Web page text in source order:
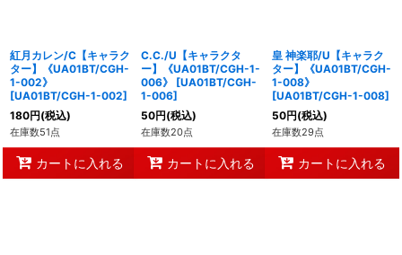
紅月カレン/C【キャラク
ター】《UA01BT/CGH-
1-002》
[UA01BT/CGH-1-002]
180円(税込)
在庫数51点
カートに入れる
C.C./U【キャラクタ
ー】《UA01BT/CGH-1-
006》
[UA01BT/CGH-
1-006]
50円(税込)
在庫数20点
カートに入れる
皇 神楽耶/U【キャラク
ター】《UA01BT/CGH-
1-008》
[UA01BT/CGH-1-008]
50円(税込)
在庫数29点
カートに入れる